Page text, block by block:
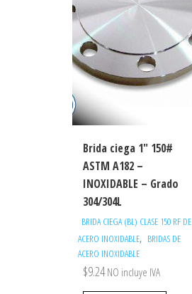
Brida ciega 1″ 150#
ASTM A182 –
INOXIDABLE – Grado
304/304L
BRIDA CIEGA (BL) CLASE 150 RF DE
ACERO INOXIDABLE, BRIDAS DE
ACERO INOXIDABLE
$9.24 NO incluye IVA